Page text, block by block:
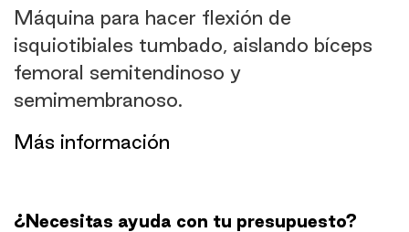
Máquina para hacer flexión de
isquiotibiales tumbado, aislando bíceps
femoral semitendinoso y
semimembranoso.
​Más información
¿Necesitas ayuda con tu presupuesto?